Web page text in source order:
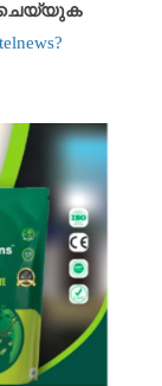
ചെയ്യുക